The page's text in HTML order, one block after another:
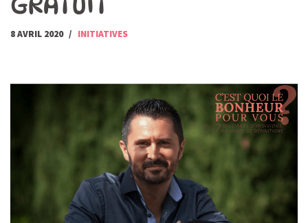
8 AVRIL 2020 INITIATIVES